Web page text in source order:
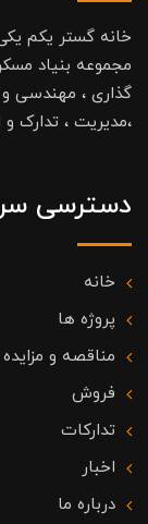
خانه گستر یکم
مجموعه بنیاد
گذاری ، مهندسی و
،مدیریت ، تدارک و
دسترسی
خانه
پروژه ها
مناقصه و مزایده
فروش
تدارکات
اخبار
درباره ما